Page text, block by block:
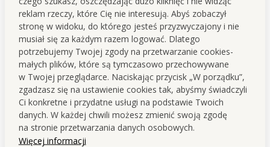
reklam rzeczy, które Cię nie interesują. Abyś zobaczył
stronę w widoku, do którego jesteś przyzwyczajony i nie
musiał się za każdym razem logować. Dlatego
potrzebujemy Twojej zgody na przetwarzanie cookies-
małych plików, które są tymczasowo przechowywane
w Twojej przeglądarce. Naciskając przycisk „W porządku”,
zgadzasz się na ustawienie cookies tak, abyśmy świadczyli
Ci konkretne i przydatne usługi na podstawie Twoich
danych. W każdej chwili możesz zmienić swoją zgodę
na stronie przetwarzania danych osobowych.
Więcej informacji
ostrymi krawędziami stołu, łóżka i szafki.
Zabezpiecz ostre kanty, zapewniając w ten sposób
bezpieczne poruszanie się dzieci po mieszkaniu.
Piankowa osłona amortyzuje uderzenia dzięki
odpornej grubej piance.
PAS OCHRONNY, długość 2 m (!!!), materiał: 100% NBR.
Łatwe mocowanie na taśmę dwustronną (w zestawie).
Poszczególne części można pięknie łączyć kolorami, a także